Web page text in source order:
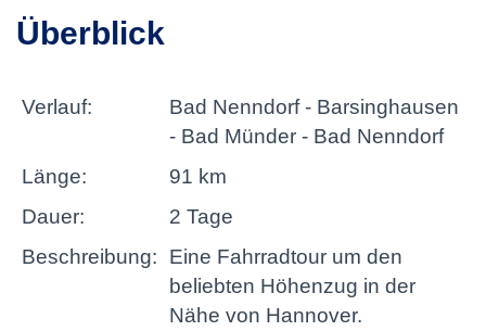
Überblick
Verlauf:
Bad Nenndorf - Barsinghausen
- Bad Münder - Bad Nenndorf
Länge:
91 km
Dauer:
2 Tage
Beschreibung:
Eine Fahrradtour um den
beliebten Höhenzug in der
Nähe von Hannover.